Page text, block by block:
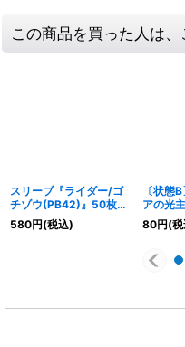
この商品を買った人は
スリーブ『ライダー/ゴ
チゾウ(PB42)』50枚
【-】{-}《サプライ》
580円(税込)
〔状態
アの光
【P】
80円(